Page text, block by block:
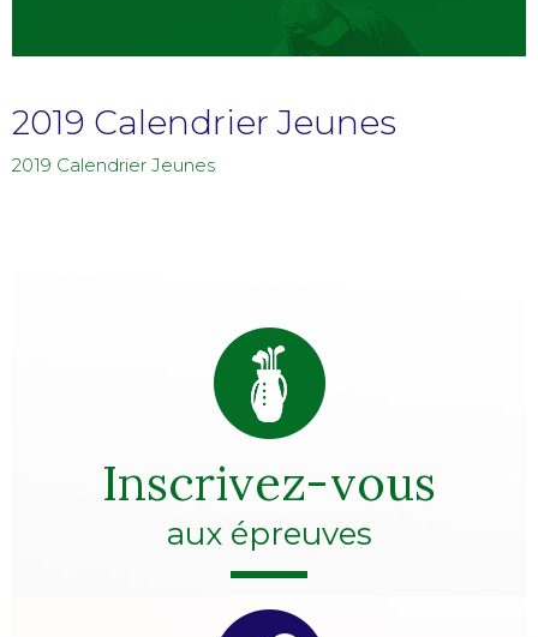
2019 Calendrier Jeunes
2019 Calendrier Jeunes
Inscrivez-vous
aux épreuves